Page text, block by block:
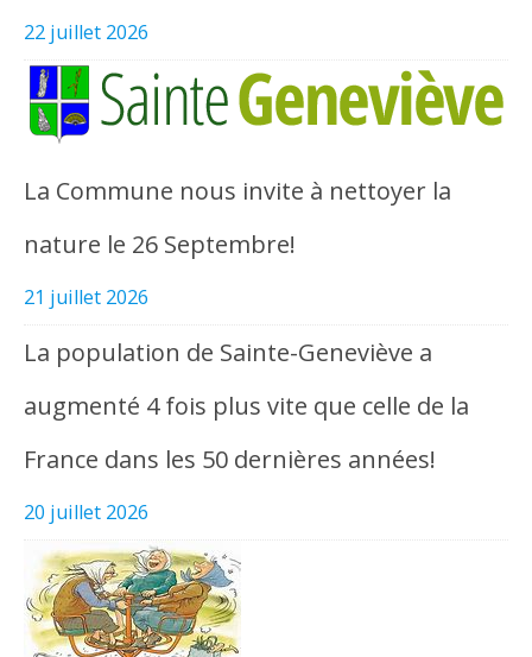
22 juillet 2026
La Commune nous invite à nettoyer la
nature le 26 Septembre!
21 juillet 2026
La population de Sainte-Geneviève a
augmenté 4 fois plus vite que celle de la
France dans les 50 dernières années!
20 juillet 2026